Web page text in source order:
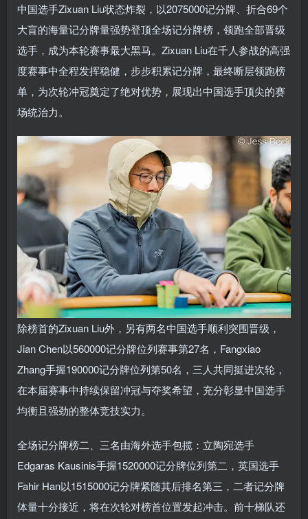
中国选手Zixuan Liu状态炸裂，以2075000记分牌、折合69个
大盲的海量记分牌量强势登顶全场记分牌榜，领跑全部晋级
选手，成为本轮赛事最大黑马。Zixuan Liu在千人参战的高强
度赛事中全程发挥稳健，步步积累记分牌，最终断层领跑榜
单，为次轮冲冠奠定了绝对优势，展现出中国选手顶尖的赛
场统治力。
除榜首的Zixuan Liu外，另有两名中国选手顺利突围晋级，
Jian Chen以560000记分牌位列赛事第27名，Fangxiao
Zhang手握190000记分牌位列第50名，三人共同挺进次轮，
在本届赛事中持续保留冲冠与夺奖希望，充分彰显中国选手
均衡且强劲的整体竞技实力。
全场记分牌榜二、三名由海外选手包揽：立陶宛选手
Edgaras Kausinis手握1520000记分牌位列第二，英国选手
Fahir Han以1515000记分牌紧随其后排名第三，二者记分牌
体量十分接近，将在次轮对榜首位置发起冲击。前十梯队还